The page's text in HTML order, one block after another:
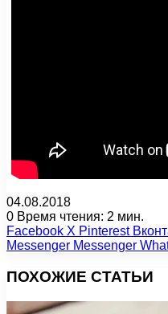
04.08.2018
0 Время чтения: 2 мин.
Facebook X Pinterest
Messenger Messenger
ПОХОЖИЕ СТАТЬИ